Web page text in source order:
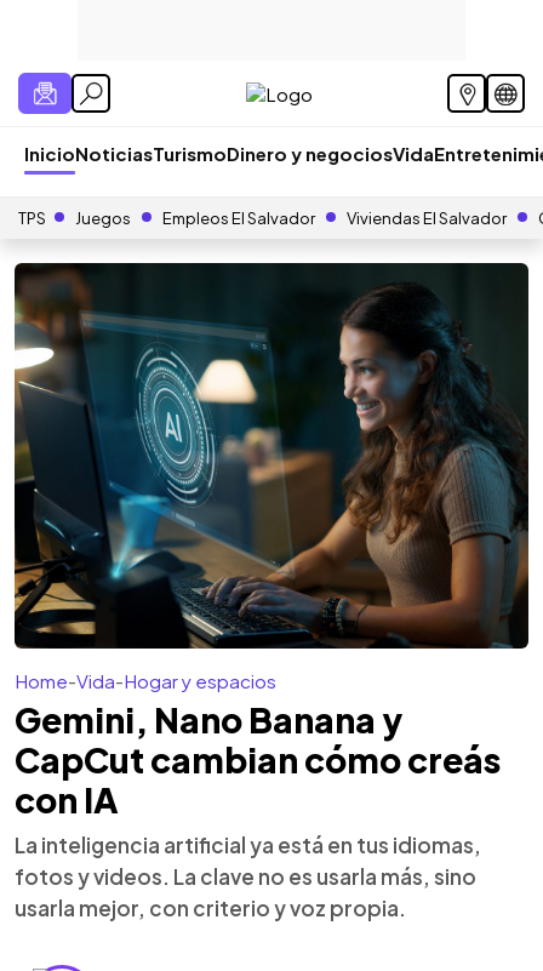
InicioNoticiasTurismoDinero y negociosVida
TPS Juegos Empleos El Salvador Viviendas El Salvador
Home-Vida-Hogar y espacios
Gemini, Nano Banana y
CapCut cambian cómo creás
con IA
La inteligencia artificial ya está en tus idiomas,
fotos y videos. La clave no es usarla más, sino
usarla mejor, con criterio y voz propia.